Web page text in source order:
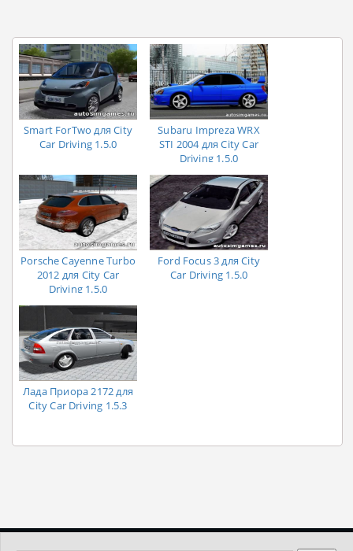
Smart ForTwo для City
Car Driving 1.5.0
Subaru Impreza WRX
STI 2004 для City Car
Driving 1.5.0
Porsche Cayenne Turbo
2012 для City Car
Driving 1.5.0
Ford Focus 3 для City
Car Driving 1.5.0
Лада Приора 2172 для
City Car Driving 1.5.3